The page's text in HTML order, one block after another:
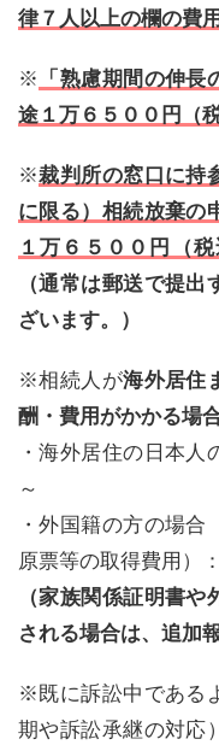
律７人以上の欄の費用
※
「熟慮期間の伸
途１万６５００円（
※裁判所の窓口に持
に限る）相続放棄の
１万６５００円（
（通常は郵送で提
ざいます。）
※相続人が海外居住
酬・費用がかかる場
・海外居住の日本人
～
・外国籍の方の場
原票等の取得費用）
（家族関係証明書
される場合は、追加
※既に訴訟中である
期や訴訟承継の対応